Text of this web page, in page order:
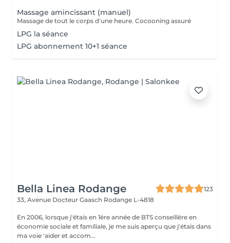
Massage amincissant (manuel)
Massage de tout le corps d'une heure. Cocooning assuré
LPG la séance
LPG abonnement 10+1 séance
Bella Linea Rodange
123
33, Avenue Docteur Gaasch Rodange L-4818
En 2006, lorsque j'étais en 1ère année de BTS conseillère en
économie sociale et familiale, je me suis aperçu que j'étais dans
ma voie 'aider et accom...